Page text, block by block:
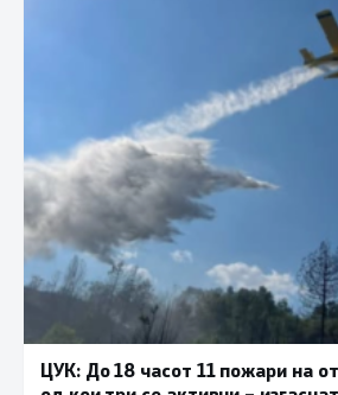
ЦУК: До 18 часот 11 пожари на